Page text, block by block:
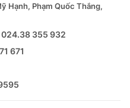
Hạnh, Phạm Quốc Thắng,
355 932
671